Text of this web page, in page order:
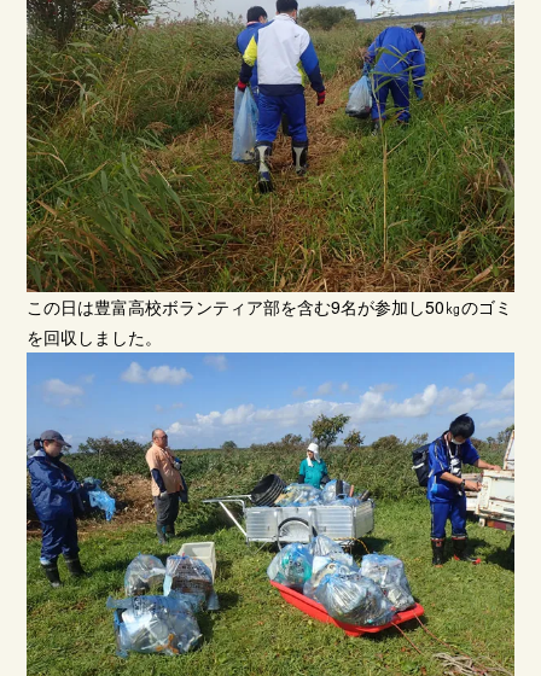
この日は豊富高校ボランティア部を含む9名が参加し50㎏のゴミ
を回収しました。